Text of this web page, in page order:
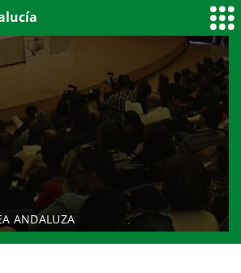
ANDALUZA